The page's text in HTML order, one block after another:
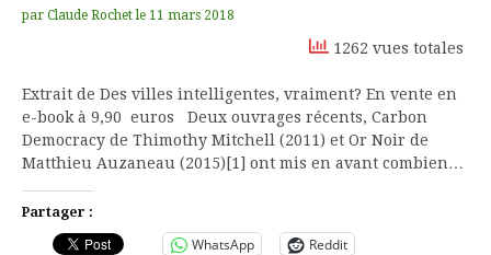
par Claude Rochet le 11 mars 2018
1262 vues totales
Extrait de Des villes intelligentes, vraiment? En vente en
e-book à 9,90 euros Deux ouvrages récents, Carbon
Democracy de Thimothy Mitchell (2011) et Or Noir de
Matthieu Auzaneau (2015)[1] ont mis en avant combien…
Partager :
WhatsApp Reddit